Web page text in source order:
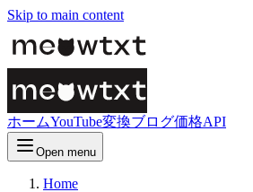
Skip to main content
ホームYouTube変換ブログ価格API
Open menu
Home